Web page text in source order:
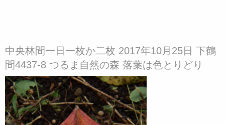
中央林間一日一枚か二枚 2017年10月25日 下鶴
間4437-8 つるま自然の森 落葉は色とりどり